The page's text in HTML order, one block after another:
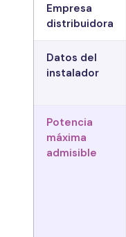
Empresa
distribuidora
Datos del
instalador
Potencia
máxima
admisible